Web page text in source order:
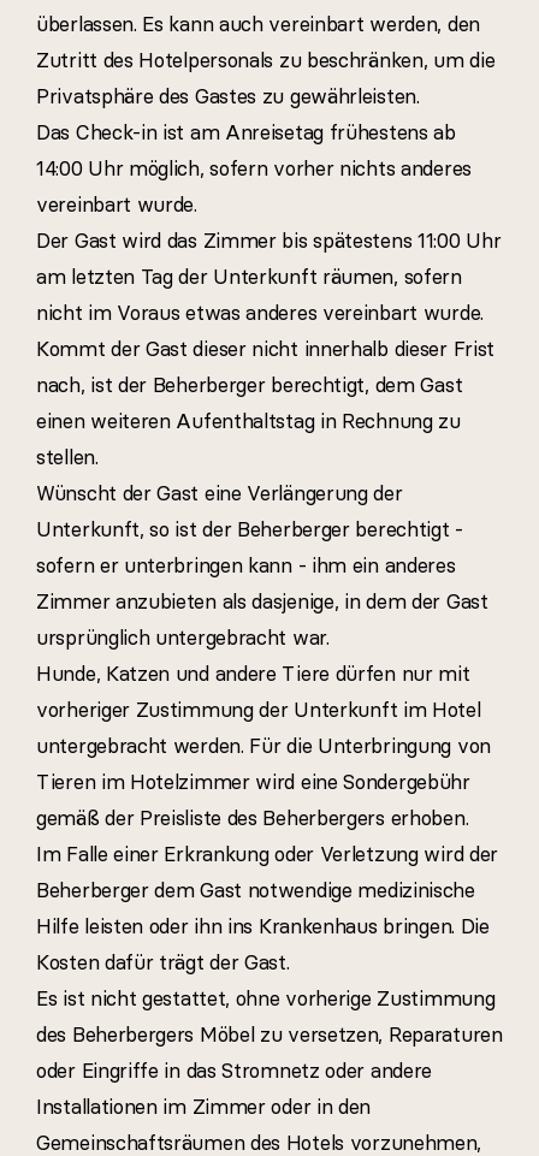
überlassen. Es kann auch vereinbart werden, den
Zutritt des Hotelpersonals zu beschränken, um die
Privatsphäre des Gastes zu gewährleisten.
Das Check-in ist am Anreisetag frühestens ab
14:00 Uhr möglich, sofern vorher nichts anderes
vereinbart wurde.
Der Gast wird das Zimmer bis spätestens 11:00 Uhr
am letzten Tag der Unterkunft räumen, sofern
nicht im Voraus etwas anderes vereinbart wurde.
Kommt der Gast dieser nicht innerhalb dieser Frist
nach, ist der Beherberger berechtigt, dem Gast
einen weiteren Aufenthaltstag in Rechnung zu
stellen.
Wünscht der Gast eine Verlängerung der
Unterkunft, so ist der Beherberger berechtigt -
sofern er unterbringen kann - ihm ein anderes
Zimmer anzubieten als dasjenige, in dem der Gast
ursprünglich untergebracht war.
Hunde, Katzen und andere Tiere dürfen nur mit
vorheriger Zustimmung der Unterkunft im Hotel
untergebracht werden. Für die Unterbringung von
Tieren im Hotelzimmer wird eine Sondergebühr
gemäß der Preisliste des Beherbergers erhoben.
Im Falle einer Erkrankung oder Verletzung wird der
Beherberger dem Gast notwendige medizinische
Hilfe leisten oder ihn ins Krankenhaus bringen. Die
Kosten dafür trägt der Gast.
Es ist nicht gestattet, ohne vorherige Zustimmung
des Beherbergers Möbel zu versetzen, Reparaturen
oder Eingriffe in das Stromnetz oder andere
Installationen im Zimmer oder in den
Gemeinschaftsräumen des Hotels vorzunehmen,